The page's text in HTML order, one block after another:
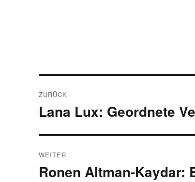
ZURÜCK
Vorheriger
Lana Lux: Geordnete
WEITER
Nächster
Ronen Altman-Kaydar: